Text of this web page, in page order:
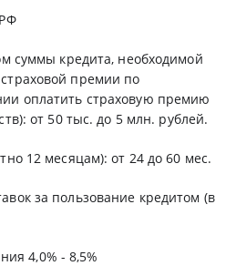
суммы кредита, необходимой
премии по
оплатить страховую премию
от 50 тыс. до 5 млн. рублей.
12 месяцам): от 24 до 60 мес.
за пользование кредитом (в
4,0% - 8,5%